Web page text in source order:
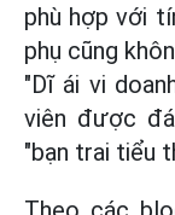
phù hợp với
phụ cũng
"Dĩ ái vi
viên được
"bạn trai tiểu